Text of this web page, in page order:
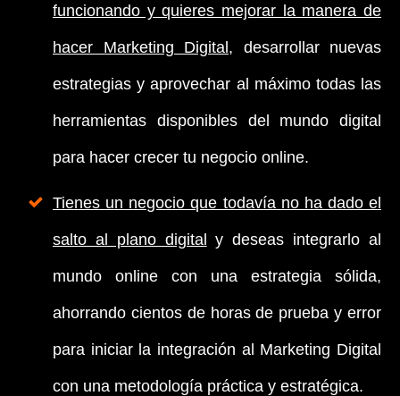
funcionando y quieres mejorar la manera de
hacer Marketing Digital , desarrollar nuevas
estrategias y aprovechar al máximo todas las
herramientas disponibles del mundo digital
para hacer crecer tu negocio online.
Tienes un negocio que todavía no ha dado el
salto al plano digital y deseas integrarlo al
mundo online con una estrategia sólida,
ahorrando cientos de horas de prueba y error
para iniciar la integración al Marketing Digital
con una metodología práctica y estratégica.